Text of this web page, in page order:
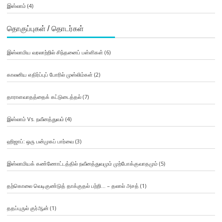
இஸ்லாம்(4)
தொகுப்புகள் / தொடர்கள்
இஸ்லாமிய வரலாற்றில் சிந்தனைப் பள்ளிகள் (6)
காலனிய எதிர்ப்புப் போரில் முஸ்லிம்கள் (2)
தாராளவாதத்தைக் கட்டுடைத்தல்(7)
இஸ்லாம் Vs. நவீனத்துவம்(4)
ஹிஜாப்: ஒரு பன்முகப் பார்வை(3)
இஸ்லாமியக் கண்ணோட்டத்தில் நவீனத்துவமும் முற்போக்குவாதமும்(5)
தற்கொலை வெடிகுண்டுத் தாக்குதல் பற்றி… – தலால் அசத் (1)
ததப்புருல் குர்ஆன் (1)